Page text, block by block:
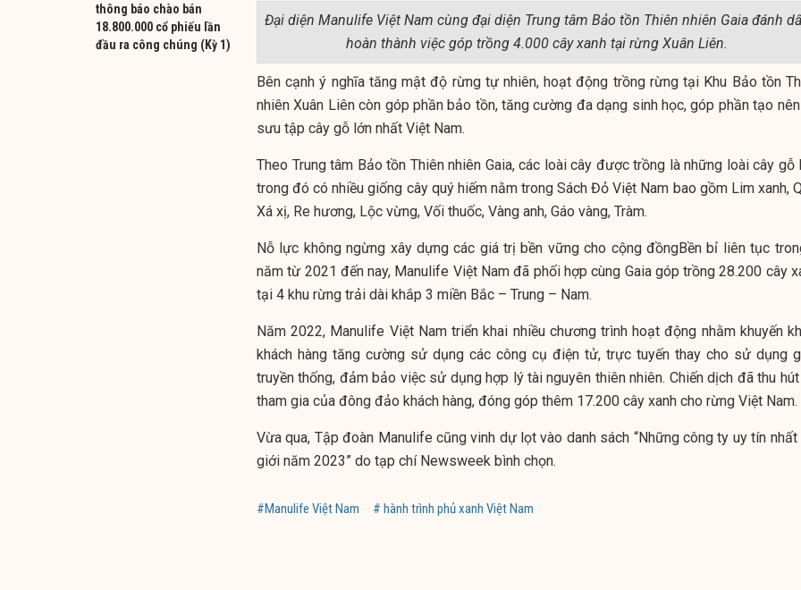
thông báo chào bán
18.800.000 cổ phiếu lần
đầu ra công chúng (Kỳ 1)
Đại diện Manulife Việt Nam cùng đại diện Trung tâm Bảo tồn Thiên nhiên Gaia đánh
hoàn thành việc góp trồng 4.000 cây xanh tại rừng Xuân Liên.
Bên cạnh ý nghĩa tăng mật độ rừng tự nhiên, hoạt động trồng rừng tại Khu Bảo tồn
nhiên Xuân Liên còn góp phần bảo tồn, tăng cường đa dạng sinh học, góp phần tạo
sưu tập cây gỗ lớn nhất Việt Nam.
Theo Trung tâm Bảo tồn Thiên nhiên Gaia, các loài cây được trồng là những loài cây gỗ
trong đó có nhiều giống cây quý hiếm nằm trong Sách Đỏ Việt Nam bao gồm Lim xanh,
Xá xị, Re hương, Lộc vừng, Vối thuốc, Vàng anh, Gáo vàng, Tràm.
Nỗ lực không ngừng xây dựng các giá trị bền vững cho cộng đồngBền bỉ liên tục
năm từ 2021 đến nay, Manulife Việt Nam đã phối hợp cùng Gaia góp trồng 28.200 cây
tại 4 khu rừng trải dài khắp 3 miền Bắc – Trung – Nam.
Năm 2022, Manulife Việt Nam triển khai nhiều chương trình hoạt động nhằm khuyến
khách hàng tăng cường sử dụng các công cụ điện tử, trực tuyến thay cho sử dụng
truyền thống, đảm bảo việc sử dụng hợp lý tài nguyên thiên nhiên. Chiến dịch đã thu
tham gia của đông đảo khách hàng, đóng góp thêm 17.200 cây xanh cho rừng Việt Nam.
Vừa qua, Tập đoàn Manulife cũng vinh dự lọt vào danh sách “Những công ty uy tín nhất
giới năm 2023” do tạp chí Newsweek bình chọn.
#Manulife Việt Nam # hành trình phủ xanh Việt Nam